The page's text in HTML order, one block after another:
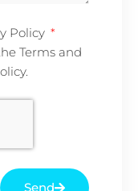
Policy
Terms and
Send